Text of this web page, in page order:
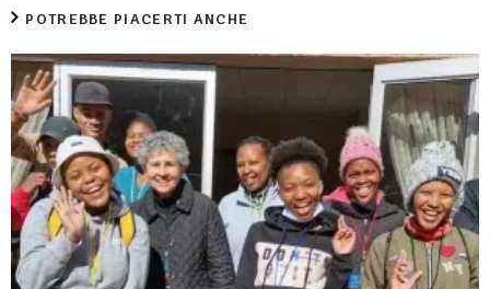
POTREBBE PIACERTI ANCHE